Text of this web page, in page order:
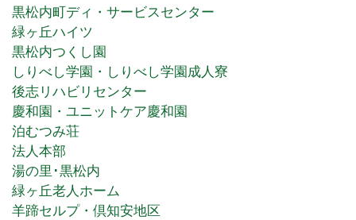
黒松内町ディ・サービスセンター
緑ヶ丘ハイツ
黒松内つくし園
しりべし学園・しりべし学園成人寮
後志リハビリセンター
慶和園・ユニットケア慶和園
泊むつみ荘
法人本部
湯の里･黒松内
緑ヶ丘老人ホーム
羊蹄セルプ・倶知安地区